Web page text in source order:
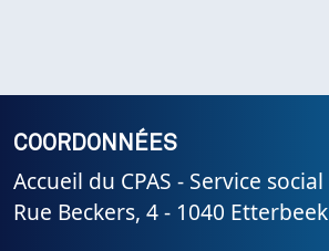
COORDONNÉES
Accueil du CPAS - Service social
Rue Beckers, 4 - 1040 Etterbeek